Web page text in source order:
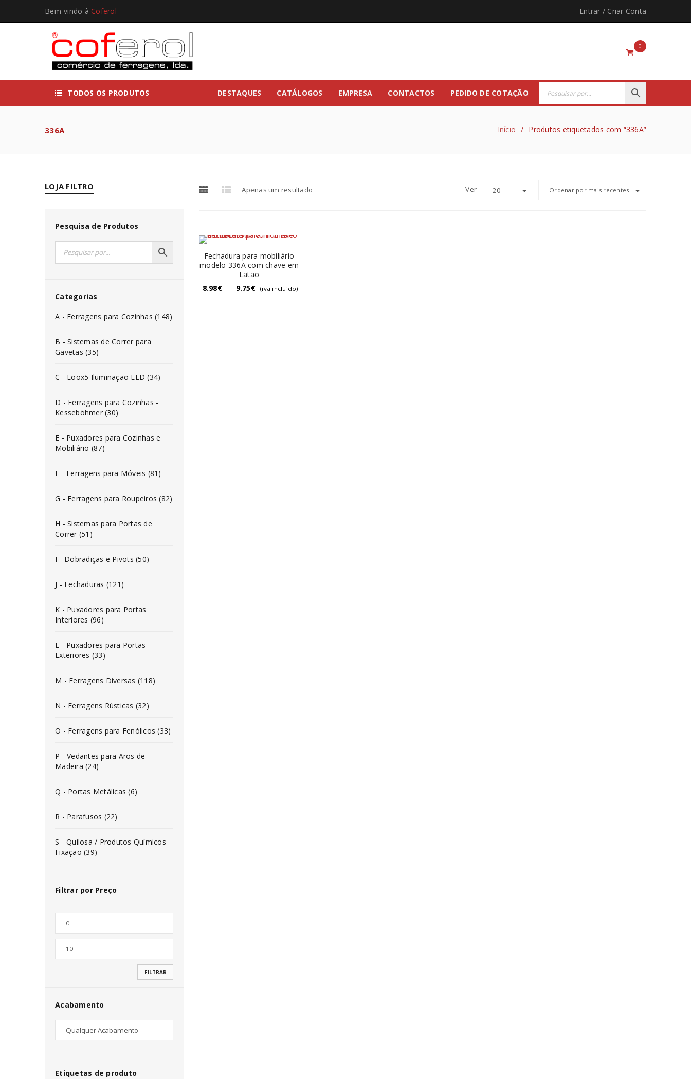
*
INICIAR SESSÃO
Bem-vindo à Coferol Entrar / Criar Conta
0
TODOS OS PRODUTOS DESTAQUES CATÁLOGOS EMPRESA CONTACTOS PEDIDO DE COTAÇÃO
336A Início / Produtos etiquetados com “336A”
LOJA FILTRO
Pesquisa de Produtos
Categorias
A - Ferragens para Cozinhas (148)
B - Sistemas de Correr para
Gavetas (35)
C - Loox5 Iluminação LED (34)
D - Ferragens para Cozinhas -
Kesseböhmer (30)
E - Puxadores para Cozinhas e
Mobiliário (87)
F - Ferragens para Móveis (81)
G - Ferragens para Roupeiros (82)
H - Sistemas para Portas de
Correr (51)
I - Dobradiças e Pivots (50)
J - Fechaduras (121)
K - Puxadores para Portas
Interiores (96)
L - Puxadores para Portas
Exteriores (33)
M - Ferragens Diversas (118)
N - Ferragens Rústicas (32)
O - Ferragens para Fenólicos (33)
P - Vedantes para Aros de
Madeira (24)
Q - Portas Metálicas (6)
R - Parafusos (22)
S - Quilosa / Produtos Químicos
Fixação (39)
Filtrar por Preço
FILTRAR
Acabamento
Etiquetas de produto
Apenas um resultado Ordenar por mais recentes
Ver 20
Fechadura para mobiliário
modelo 336A com chave em
Latão
8.98€ – 9.75€ (iva incluído)